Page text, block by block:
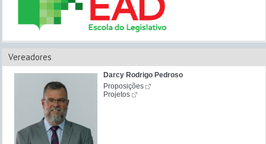
Vereadores
Darcy Rodrigo Pedroso
Proposições
Projetos